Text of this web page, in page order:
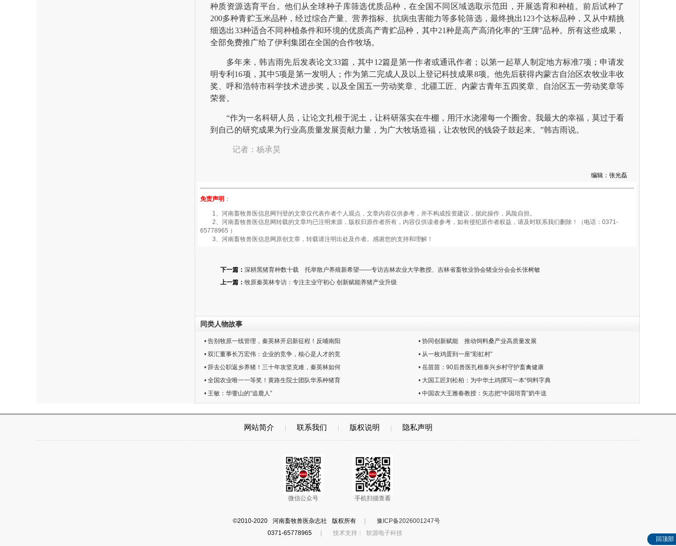
回顶部
种质资源选育平台。他们从全球种子库筛选优质品种，在全国不同区域选取示范田，开展选育和种植。前后试种了
200多种青贮玉米品种，经过综合产量、营养指标、抗病虫害能力等多轮筛选，最终挑出123个达标品种，又从中精挑
细选出33种适合不同种植条件和环境的优质高产青贮品种，其中21种是高产高消化率的“王牌”品种。所有这些成果，
全部免费推广给了伊利集团在全国的合作牧场。
多年来，韩吉雨先后发表论文33篇，其中12篇是第一作者或通讯作者；以第一起草人制定地方标准7项；申请发
明专利16项，其中5项是第一发明人；作为第二完成人及以上登记科技成果8项。他先后获得内蒙古自治区农牧业丰收
奖、呼和浩特市科学技术进步奖，以及全国五一劳动奖章、北疆工匠、内蒙古青年五四奖章、自治区五一劳动奖章等
荣誉。
“作为一名科研人员，让论文扎根于泥土，让科研落实在牛棚，用汗水浇灌每一个圈舍。我最大的幸福，莫过于看
到自己的研究成果为行业高质量发展贡献力量，为广大牧场造福，让农牧民的钱袋子鼓起来。”韩吉雨说。
记者： 杨承昊
编辑：张光磊
免责声明 ：
1、河南畜牧兽医信息网刊登的文章仅代表作者个人观点，文章内容仅供参考，并不构成投资建议，据此操作，风险自担。
2、河南畜牧兽医信息网转载的文章均已注明来源，版权归原作者所有，内容仅供读者参考，如有侵犯原作者权益，请及时联系我们删除！（电话：0371-
65778965 ）
3、河南畜牧兽医信息网原创文章，转载请注明出处及作者。感谢您的支持和理解！
下一篇： 深耕黑猪育种数十载 托举散户养殖新希望——专访吉林农业大学教授、吉林省畜牧业协会猪业分会会长张树敏
上一篇： 牧原秦英林专访：专注主业守初心 创新赋能养猪产业升级
同类人物故事
• 告别牧原一线管理，秦英林开启新征程！反哺南阳
• 协同创新赋能 推动饲料桑产业高质量发展
• 双汇董事长万宏伟：企业的竞争，核心是人才的竞
• 从一枚鸡蛋到一座“彩虹村”
• 辞去公职返乡养猪！三十年攻坚克难，秦英林如何
• 岳苗苗：90后兽医扎根泰兴乡村守护畜禽健康
• 全国农业唯一一等奖！黄路生院士团队华系种猪育
• 大国工匠刘松柏：为中华土鸡撰写一本“饲料字典
• 王敏：华蓥山的“追鹿人”
• 中国农大王雅春教授：矢志把“中国培育”奶牛送
网站简介 联系我们 版权说明 隐私声明
微信公众号 手机扫描查看
©2010-2020 河南畜牧兽医杂志社 版权所有
豫ICP备2026001247号
0371-65778965
技术支持： 软源电子科技